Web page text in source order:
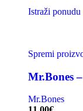
Istraži ponudu
Spremi
Mr.Bones
Mr.Bones